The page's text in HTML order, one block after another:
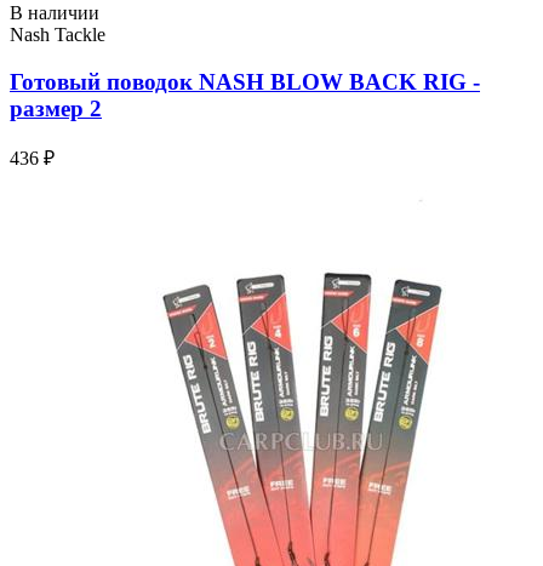
В наличии
Nash Tackle
Готовый поводок NASH BLOW BACK RIG -
размер 2
436 ₽